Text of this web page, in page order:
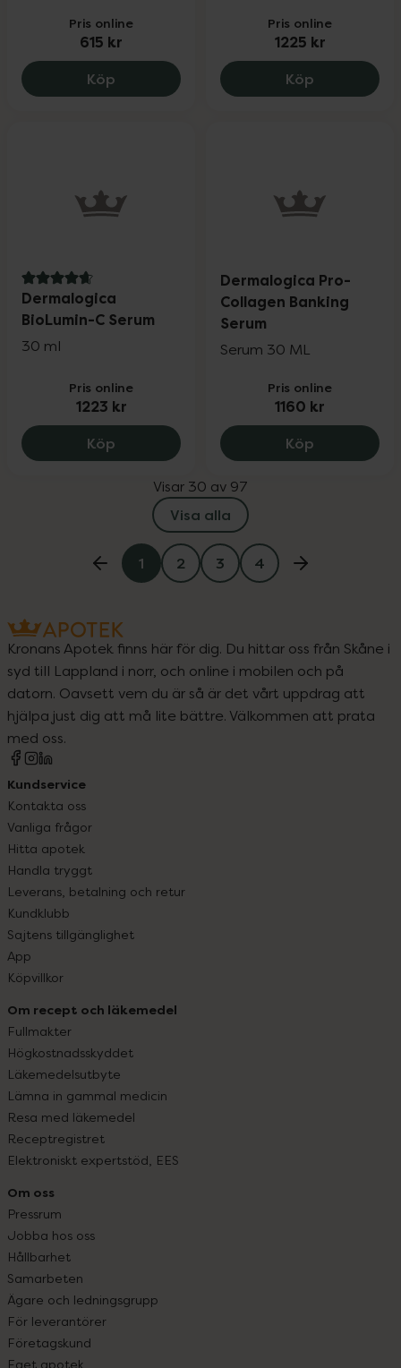
Pris online
615 kr
Köp Dermalogica Magnetic+ Afterglow
Pris online
1225 kr
Köp
4.8 av 5 i omdöme
Dermalogica
BioLumin-C Serum
30 ml
Pris online
1223 kr
Köp Dermalogica BioLumin-C Serum, 1223
Dermalogica Pro-
Collagen Banking
Serum
Serum 30 ML
Pris online
1160 kr
Köp
Visar 30 av 97
Visa alla
1 2 3 4
Kronans Apotek finns här för dig. Du hittar oss från Skåne i
syd till Lappland i norr, och online i mobilen och på
datorn. Oavsett vem du är så är det vårt uppdrag att
hjälpa just dig att må lite bättre. Välkommen att prata
med oss.
Kundservice
Kontakta oss
Vanliga frågor
Hitta apotek
Handla tryggt
Leverans, betalning och retur
Kundklubb
Sajtens tillgänglighet
App
Köpvillkor
Om recept och läkemedel
Fullmakter
Högkostnadsskyddet
Läkemedelsutbyte
Lämna in gammal medicin
Resa med läkemedel
Receptregistret
Elektroniskt expertstöd, EES
Om oss
Pressrum
Jobba hos oss
Hållbarhet
Samarbeten
Ägare och ledningsgrupp
För leverantörer
Företagskund
Eget apotek